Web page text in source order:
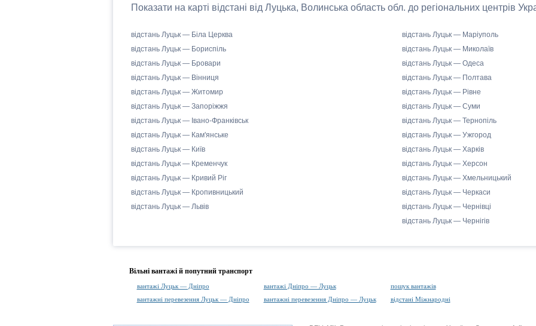
Показати на карті відстані від Луцька, Волинська область обл. до регіональних центрів
відстань Луцьк — Біла Церква
відстань Луцьк — Бориспіль
відстань Луцьк — Бровари
відстань Луцьк — Вінниця
відстань Луцьк — Житомир
відстань Луцьк — Запоріжжя
відстань Луцьк — Івано-Франківськ
відстань Луцьк — Кам'янське
відстань Луцьк — Київ
відстань Луцьк — Кременчук
відстань Луцьк — Кривий Ріг
відстань Луцьк — Кропивницький
відстань Луцьк — Львів
відстань Луцьк — Маріуполь
відстань Луцьк — Миколаїв
відстань Луцьк — Одеса
відстань Луцьк — Полтава
відстань Луцьк — Рівне
відстань Луцьк — Суми
відстань Луцьк — Тернопіль
відстань Луцьк — Ужгород
відстань Луцьк — Харків
відстань Луцьк — Херсон
відстань Луцьк — Хмельницький
відстань Луцьк — Черкаси
відстань Луцьк — Чернівці
відстань Луцьк — Чернігів
Вільні вантажі й попутний транспорт
вантажі Луцьк — Дніпро вантажі Дніпро — Луцьк
пошук вантажів
вантажні перевезення Луцьк — Дніпро
вантажні перевезення Дніпро — Луцьк відстані Міжнародні